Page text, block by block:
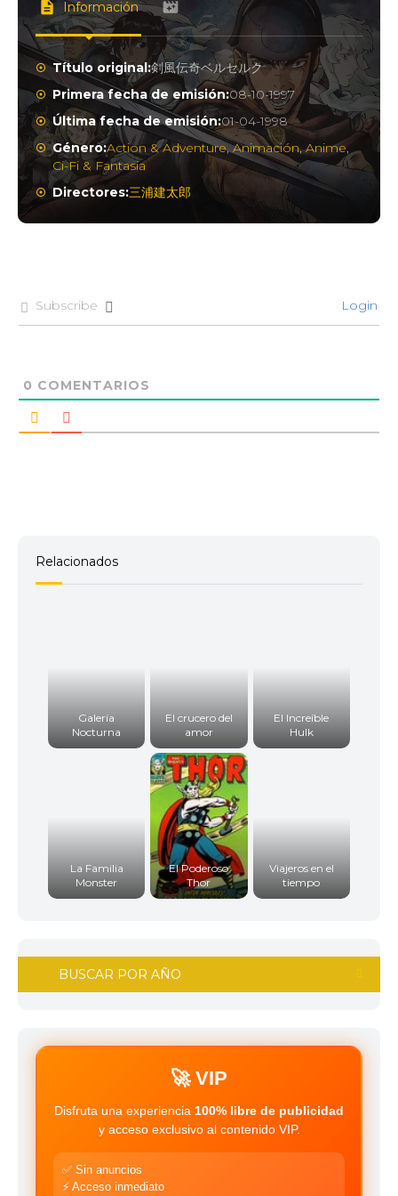
Información
Título original:剣風伝奇ベルセルク
Primera fecha de emisión:08-10-1997
Última fecha de emisión:01-04-1998
Género:Action & Adventure,Animación,Anime,
Ci-Fi & Fantasia
Directores:三浦建太郎
Subscribe Login
0 COMENTARIOS
Relacionados
Galería
Nocturna
El crucero del
amor
El Increíble
Hulk
La Familia
Monster
El Poderoso
Thor
Viajeros en el
tiempo
BUSCAR POR AÑO
🚀 VIP
Disfruta una experiencia 100% libre de publicidad
y acceso exclusivo al contenido VIP.
✅ Sin anuncios
⚡ Acceso inmediato